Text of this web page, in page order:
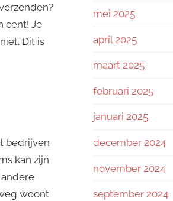
cent! Je
Dit is
bedrijven
kan zijn
woont
mei 2025
april 2025
maart 2025
februari 2025
januari 2025
december 2024
november 2024
september 2024